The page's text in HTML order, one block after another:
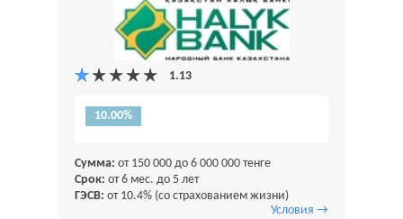
10.00%
Сумма: от 150 000 до 6 000 000 тенге
Срок: от 6 мес. до 5 лет
ГЭСВ: от 10.4% (со страхованием жизни)
Условия →